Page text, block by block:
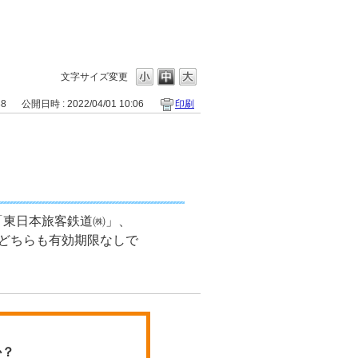
文字サイズ変更
公開日時 : 2022/04/01 10:06 印刷
日本旅客鉄道㈱」、
ちらも有効期限なしで